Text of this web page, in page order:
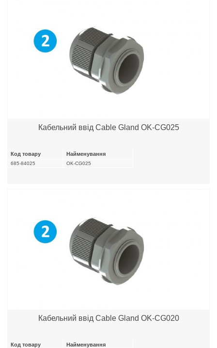
Кабельний ввід Cable Gland OK-CG025
Код товару Найменування
685-84025 OK-CG025
Кабельний ввід Cable Gland OK-CG020
Код товару Найменування